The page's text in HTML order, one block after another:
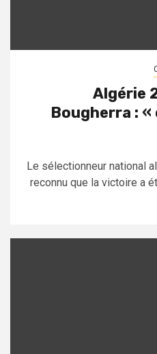
Algérie
Bougherra :
Le sélectionneur national
reconnu que la victoire a